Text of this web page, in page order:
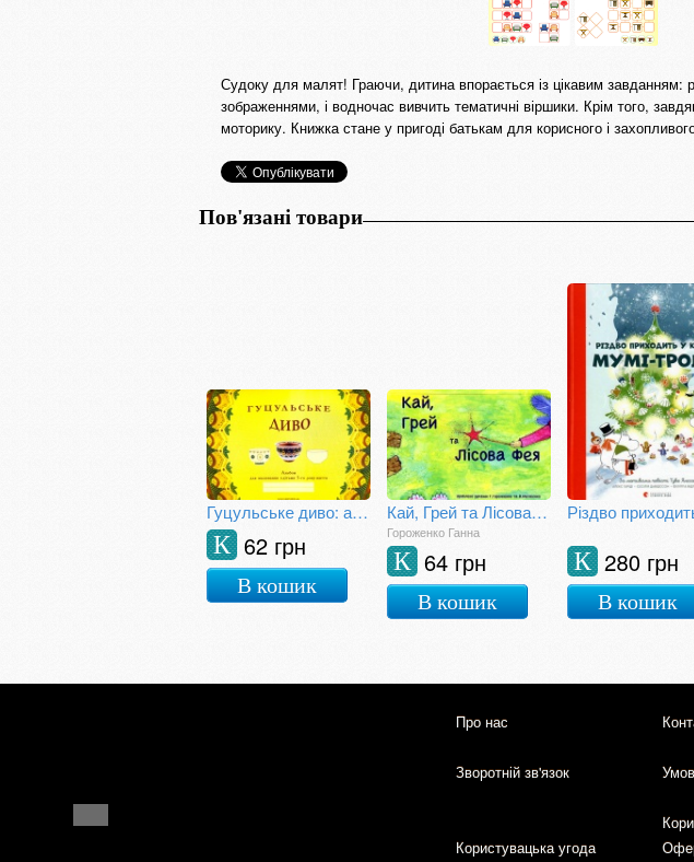
Судоку для малят! Граючи, дитина впорається із цікавим завданням:
зображеннями, і водночас вивчить тематичні віршики. Крім того,
моторику. Книжка стане у пригоді батькам для корисного і
Пов'язані товари
Гуцульське диво: альбом для малювання з дітьми 5-го року життя
62 грн
К
В кошик
Кай, Грей та Лісова фея
Гороженко Ганна
64 грн
К
В кошик
280 грн
К
В кошик
Про нас
Зворотній зв'язок
Користувацька угода